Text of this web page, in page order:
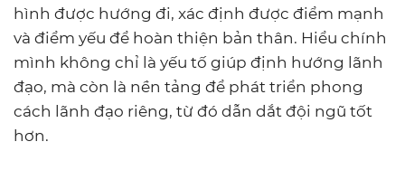
hình được hướng đi, xác định được điểm mạnh
và điểm yếu để hoàn thiện bản thân. Hiểu chính
mình không chỉ là yếu tố giúp định hướng lãnh
đạo, mà còn là nền tảng để phát triển phong
cách lãnh đạo riêng, từ đó dẫn dắt đội ngũ tốt
hơn.